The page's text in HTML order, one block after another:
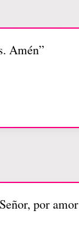
Amén”
por amor